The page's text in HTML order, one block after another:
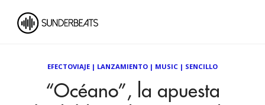
EFECTOVIAJE | LANZAMIENTO | MUSIC | SENCILLO
“Océano”, la apuesta